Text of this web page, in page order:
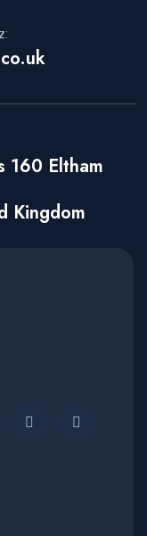
160 Eltham
Kingdom